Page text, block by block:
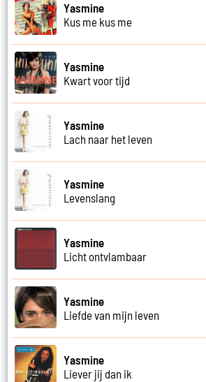
Yasmine
Kus me kus me
Yasmine
Kwart voor tijd
Yasmine
Lach naar het leven
Yasmine
Levenslang
Yasmine
Licht ontvlambaar
Yasmine
Liefde van mijn leven
Yasmine
Liever jij dan ik